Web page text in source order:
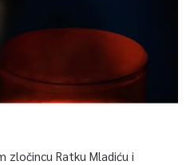
zločincu Ratku Mladiću i